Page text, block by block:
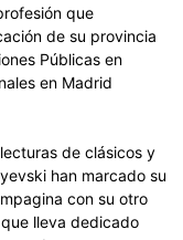
que
de su provincia
Públicas en
en Madrid
de clásicos y
han marcado su
con su otro
lleva dedicado